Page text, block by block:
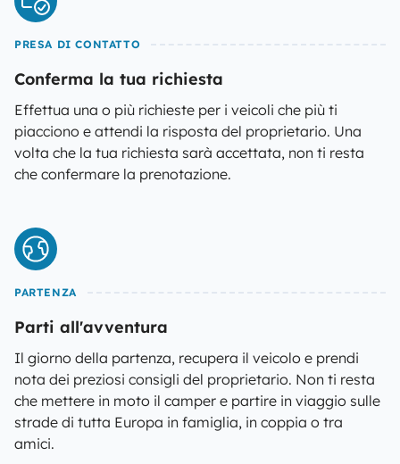
PRESA DI CONTATTO
Conferma la tua richiesta
Effettua una o più richieste per i veicoli che più ti
piacciono e attendi la risposta del proprietario. Una
volta che la tua richiesta sarà accettata, non ti resta
che confermare la prenotazione.
PARTENZA
Parti all'avventura
Il giorno della partenza, recupera il veicolo e prendi
nota dei preziosi consigli del proprietario. Non ti resta
che mettere in moto il camper e partire in viaggio sulle
strade di tutta Europa in famiglia, in coppia o tra
amici.